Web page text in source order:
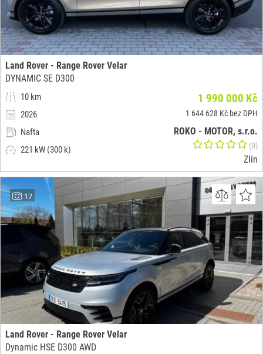
Land Rover - Range Rover Velar
DYNAMIC SE D300
10 km
2026
Nafta
221 kW (300 k)
1 990 000 Kč
1 644 628 Kč bez DPH
ROKO - MOTOR, s.r.o.
(0)
Zlín
17
Land Rover - Range Rover Velar
Dynamic HSE D300 AWD